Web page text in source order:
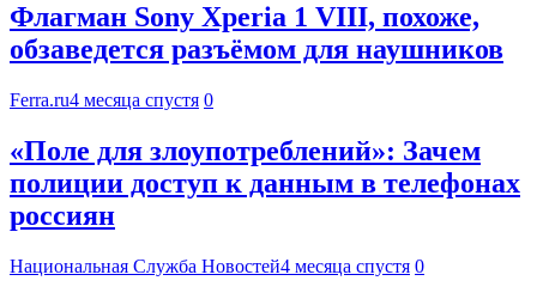
Флагман Sony Xperia 1 VIII, похоже,
обзаведется разъёмом для наушников
Ferra.ru4 месяца спустя 0
«Поле для злоупотреблений»: Зачем
полиции доступ к данным в телефонах
россиян
Национальная Служба Новостей4 месяца спустя 0